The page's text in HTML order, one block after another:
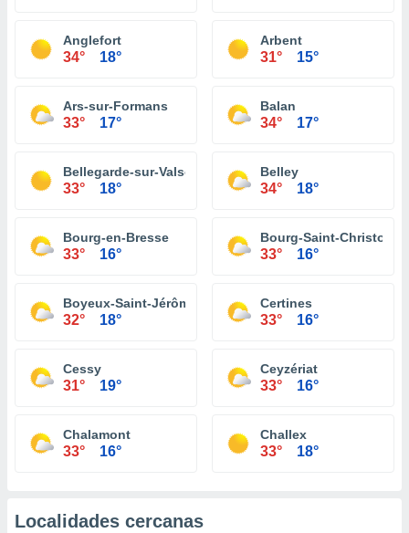
Anglefort
34° 18°
Arbent
31° 15°
Ars-sur-Formans
33° 17°
Balan
34° 17°
Bellegarde-sur-Valserine
33° 18°
Belley
34° 18°
Bourg-en-Bresse
33° 16°
Bourg-Saint-Christophe
33° 16°
Boyeux-Saint-Jérôme
32° 18°
Certines
33° 16°
Cessy
31° 19°
Ceyzériat
33° 16°
Chalamont
33° 16°
Challex
33° 18°
Localidades cercanas